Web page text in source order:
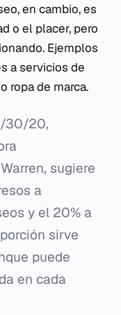
en cambio, es
o el placer, pero
Ejemplos
a servicios de
ropa de marca.
30/20,
sugiere
a
y el 20% a
sirve
puede
en cada